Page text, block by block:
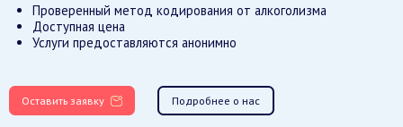
Проверенный метод кодирования от алкоголизма
Доступная цена
Услуги предоставляются анонимно
Оставить заявку Подробнее о нас